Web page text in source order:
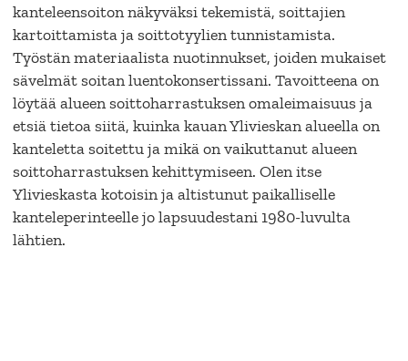
kanteleensoiton näkyväksi tekemistä, soittajien
kartoittamista ja soittotyylien tunnistamista.
Työstän materiaalista nuotinnukset, joiden mukaiset
sävelmät soitan luentokonsertissani. Tavoitteena on
löytää alueen soittoharrastuksen omaleimaisuus ja
etsiä tietoa siitä, kuinka kauan Ylivieskan alueella on
kanteletta soitettu ja mikä on vaikuttanut alueen
soittoharrastuksen kehittymiseen. Olen itse
Ylivieskasta kotoisin ja altistunut paikalliselle
kanteleperinteelle jo lapsuudestani 1980-luvulta
lähtien.